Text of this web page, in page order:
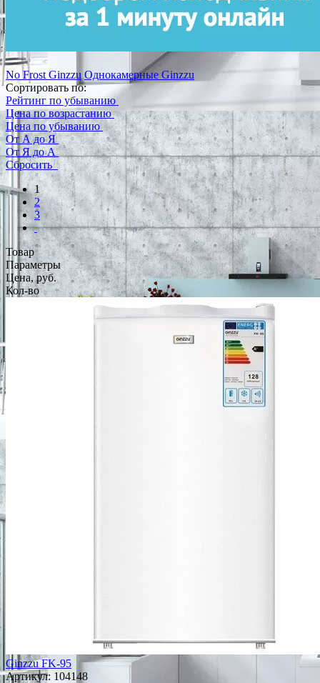
No Frost Ginzzu Однокамерные Ginzzu
Сортировать по:
Рейтинг по убыванию
Цена по возрастанию
Цена по убыванию
От А до Я
От Я до А
Сбросить
1
2
3
Товар
Параметры
Цена, руб.
Кол-во
Ginzzu FK-95
Артикул:104148